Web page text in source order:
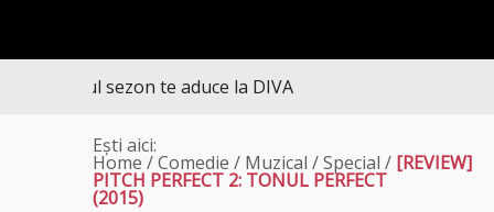
ultimul sezon te aduce la DIVA
Ești aici:
Home /Comedie / Muzical /Special / [REVIEW]
PITCH PERFECT 2: TONUL PERFECT
(2015)